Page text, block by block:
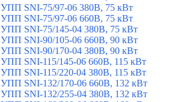
УПП SNI-75/97-06 380В, 75 кВт
УПП SNI-75/97-06 660В, 75 кВт
УПП SNI-75/145-04 380В, 75 кВт
УПП SNI-90/105-06 660В, 90 кВт
УПП SNI-90/170-04 380В, 90 кВт
УПП SNI-115/145-06 660В, 115 кВт
УПП SNI-115/220-04 380В, 115 кВт
УПП SNI-132/170-06 660В, 132 кВт
УПП SNI-132/255-04 380В, 132 кВт